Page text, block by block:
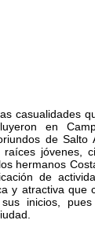
casualidades
en
de Salto
jóvenes,
hermanos
de
y atractiva que
inicios,